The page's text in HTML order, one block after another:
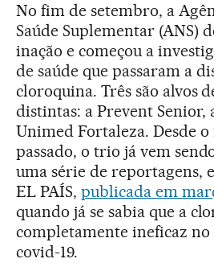
No fim de setembro, a
Saúde Suplementar (ANS)
inação e começou a
de saúde que passaram a
cloroquina. Três são alvos
distintas: a Prevent Senior,
Unimed Fortaleza. Desde
passado, o trio já vem
uma série de reportagens,
EL PAÍS, publicada em
quando já se sabia que a
completamente ineficaz
covid-19.